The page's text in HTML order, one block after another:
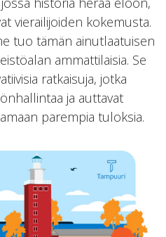
vierailijoiden kokemusta.
tuo tämän ainutlaatuisen
ammattilaisia. Se
ratkaisuja, jotka
ja auttavat
parempia tuloksia.